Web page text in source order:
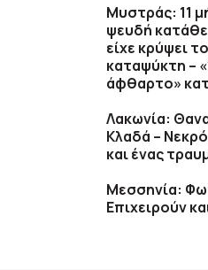
Μυστράς: 11
ψευδή
είχε κρύψει
καταψύκτη –
άφθαρτο»
Λακωνία:
Κλαδά –
και ένας
Μεσσηνία:
Επιχειρούν